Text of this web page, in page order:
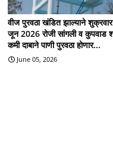
वीज पुरवठा खंडित झाल्याने
जून 2026 रोजी सांगली व कुपवाड
कमी दाबाने पाणी पुरवठा होणार...
June 05, 2026